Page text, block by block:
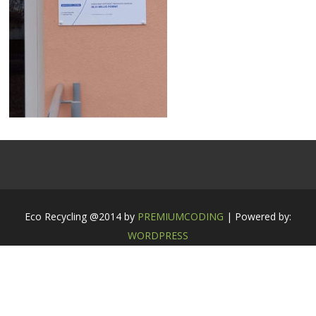
Eco Recycling @2014 by PREMIUMCODING | Powered by:
WORDPRESS